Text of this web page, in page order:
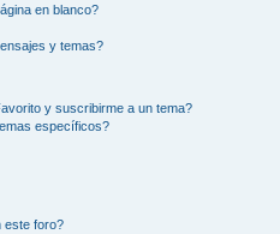
en blanco?
y temas?
y suscribirme a un tema?
específicos?
este foro?